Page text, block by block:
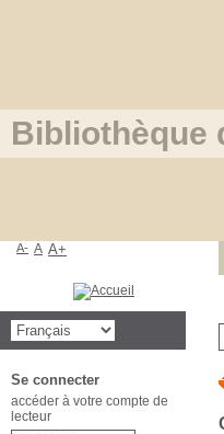
Bibliothèque
A- A A+
Se connecter
accéder à votre compte de
lecteur